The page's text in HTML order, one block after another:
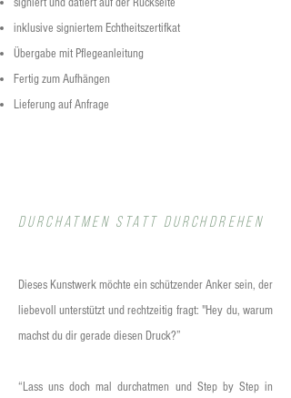
inklusive signiertem Echtheitszertifkat
Übergabe mit Pflegeanleitung
Fertig zum Aufhängen
Lieferung auf Anfrage
Durchatmen statt durchdrehen
Dieses Kunstwerk möchte ein schützender Anker sein, der
liebevoll unterstützt und rechtzeitig fragt: "Hey du, warum
machst du dir gerade diesen Druck?”
“Lass uns doch mal durchatmen und Step by Step in